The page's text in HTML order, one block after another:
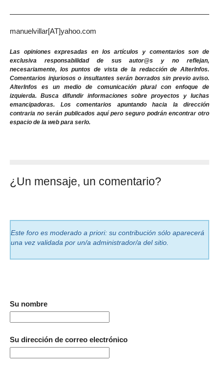
manuelvillar[AT]yahoo.com
Las opiniones expresadas en los artículos y comentarios son de
exclusiva responsabilidad de sus autor@s y no reflejan,
necesariamente, los puntos de vista de la redacción de AlterInfos.
Comentarios injuriosos o insultantes serán borrados sin previo aviso.
AlterInfos es un medio de comunicación plural con enfoque de
izquierda. Busca difundir informaciones sobre proyectos y luchas
emancipadoras. Los comentarios apuntando hacia la dirección
contraria no serán publicados aquí pero seguro podrán encontrar otro
espacio de la web para serlo.
¿Un mensaje, un comentario?
Este foro es moderado a priori: su contribución sólo aparecerá
una vez validada por un/a administrador/a del sitio.
Su nombre
Su dirección de correo electrónico